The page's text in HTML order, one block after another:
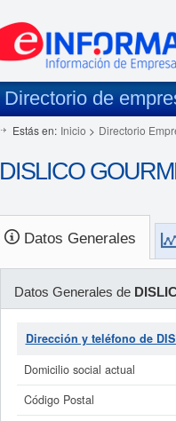
Directorio de
Estás en: Inicio > Directorio
DISLICO
Datos Generales
Datos Generales de
Dirección y teléfono de
Domicilio social actual
Código Postal